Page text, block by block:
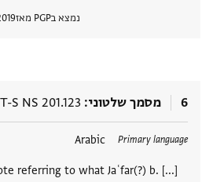
נמצא בPGP מאז
6 מסמך שלטוני T-S NS 201.123
Primary language
Arabic
referring to what Jaʿfar(?) b. [...]
תגים